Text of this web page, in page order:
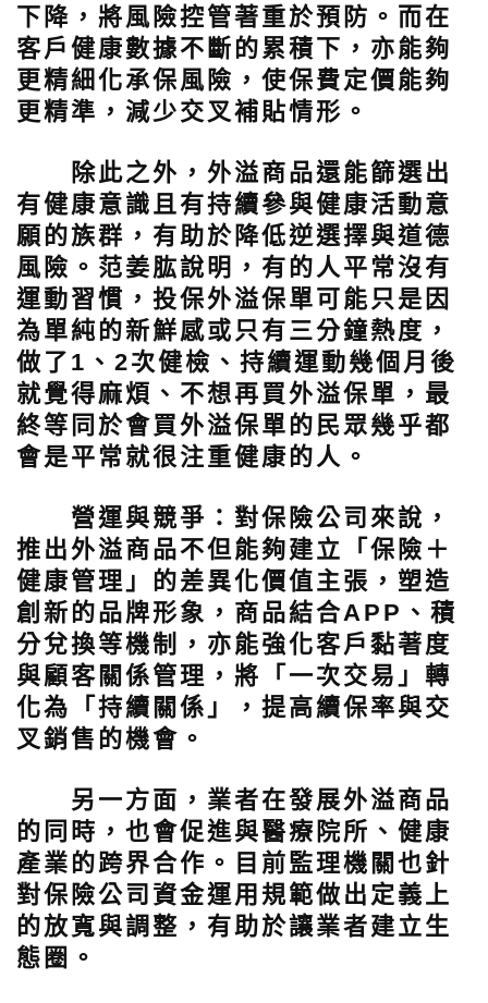
下降，將風險控管著重於預防。而在
客戶健康數據不斷的累積下，亦能夠
更精細化承保風險，使保費定價能夠
更精準，減少交叉補貼情形。
除此之外，外溢商品還能篩選出
有健康意識且有持續參與健康活動意
願的族群，有助於降低逆選擇與道德
風險。范姜肱說明，有的人平常沒有
運動習慣，投保外溢保單可能只是因
為單純的新鮮感或只有三分鐘熱度，
做了1、2次健檢、持續運動幾個月後
就覺得麻煩、不想再買外溢保單，最
終等同於會買外溢保單的民眾幾乎都
會是平常就很注重健康的人。
營運與競爭：對保險公司來說，
推出外溢商品不但能夠建立「保險＋
健康管理」的差異化價值主張，塑造
創新的品牌形象，商品結合APP、積
分兌換等機制，亦能強化客戶黏著度
與顧客關係管理，將「一次交易」轉
化為「持續關係」，提高續保率與交
叉銷售的機會。
另一方面，業者在發展外溢商品
的同時，也會促進與醫療院所、健康
產業的跨界合作。目前監理機關也針
對保險公司資金運用規範做出定義上
的放寬與調整，有助於讓業者建立生
態圈。